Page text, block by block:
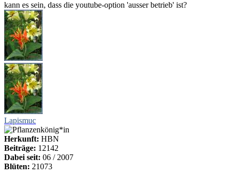
kann es sein, dass die youtube-option 'ausser betrieb' ist?
Lapismuc
Herkunft: HBN
Beiträge: 12142
Dabei seit: 06 / 2007
Blüten: 21073